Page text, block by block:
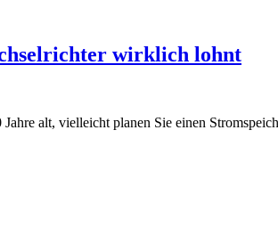
wirklich lohnt
alt, vielleicht planen Sie einen